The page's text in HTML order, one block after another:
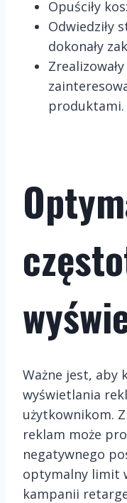
Opuściły
Odwiedziły
dokonały
produktami.
Ważne jest, aby
wyświetlania
użytkownikom.
reklam może
negatywnego
optymalny limit
kampanii